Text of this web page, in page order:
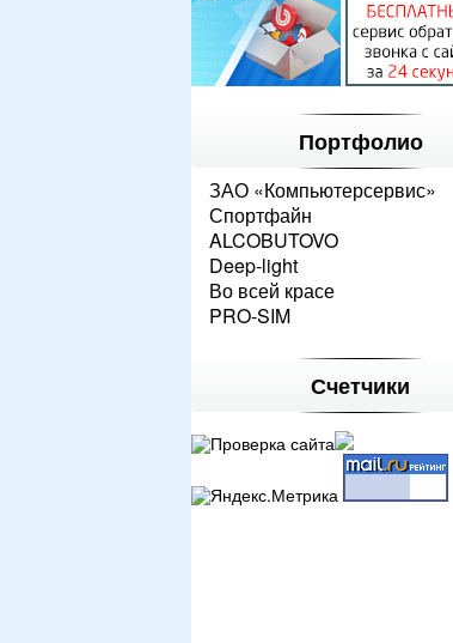
Портфолио
ЗАО «Компьютерсервис»
Спортфайн
ALCOBUTOVO
Deep-light
Во всей красе
PRO-SIM
Счетчики